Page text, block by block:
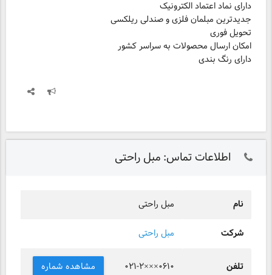
دارای رنگ بندی
اطلاعات تماس: مبل راحتی
نام مبل راحتی
شرکت مبل راحتی
تلفن ۰۲۱-۲×××۰۶۱۰ مشاهده شماره